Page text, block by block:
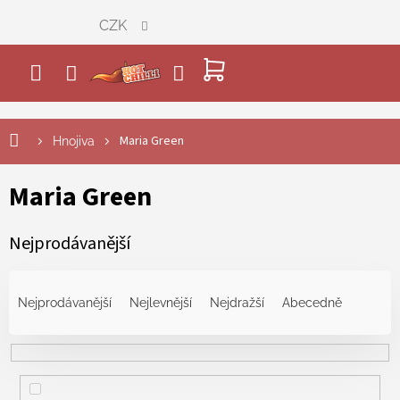
obsah
NÁKUPNÍ
KOŠÍK
CZK
Hnojiva Maria Green
Maria Green
Nejprodávanější
e
n
Nejprodávanější Nejlevnější Nejdražší Abecedně